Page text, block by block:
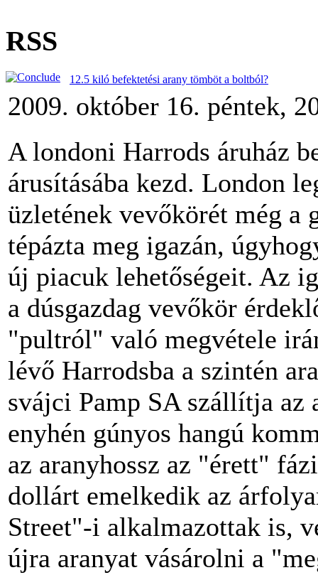
RSS
12.5 kiló befektetési arany tömböt a boltból?
2009. október 16. péntek,
A londoni Harrods áruház
árusításába kezd. London
üzletének vevőkörét még a
tépázta meg igazán,
új piacuk lehetőségeit. Az
a dúsgazdag vevőkör
"pultról" való megvétele
lévő Harrodsba a szintén
svájci Pamp SA szállítja
enyhén gúnyos hangú
az aranyhossz az "érett"
dollárt emelkedik az
Street"-i alkalmazottak is,
újra aranyat vásárolni a